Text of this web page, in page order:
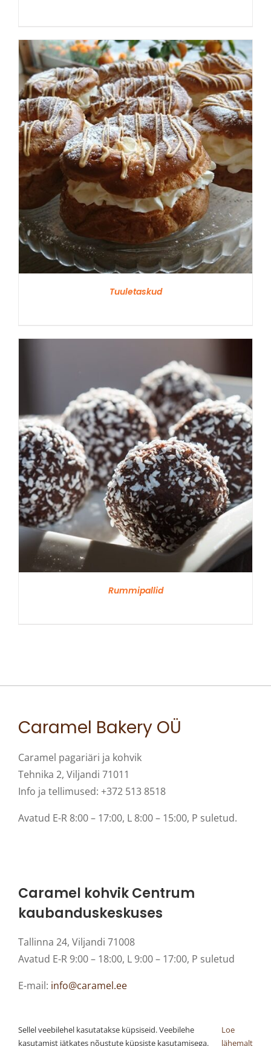
VAATA
Tuuletaskud
VAATA
Rummipallid
Caramel Bakery OÜ
Caramel pagariäri ja kohvik
Tehnika 2, Viljandi 71011
Info ja tellimused: +372 513 8518
Avatud E-R 8:00 – 17:00, L 8:00 – 15:00, P suletud.
Caramel kohvik Centrum
kaubanduskeskuses
Tallinna 24, Viljandi 71008
Avatud E-R 9:00 – 18:00, L 9:00 – 17:00, P suletud
E-mail: info@caramel.ee
Sellel veebilehel kasutatakse küpsiseid. Veebilehe
kasutamist jätkates nõustute küpsiste kasutamisega.
Loe
lähemalt